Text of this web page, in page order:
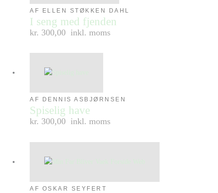
AF ELLEN STØKKEN DAHL
I seng med fjenden
kr. 300,00 inkl. moms
AF DENNIS ASBJØRNSEN
Spiselig have
kr. 300,00 inkl. moms
AF OSKAR SEYFERT